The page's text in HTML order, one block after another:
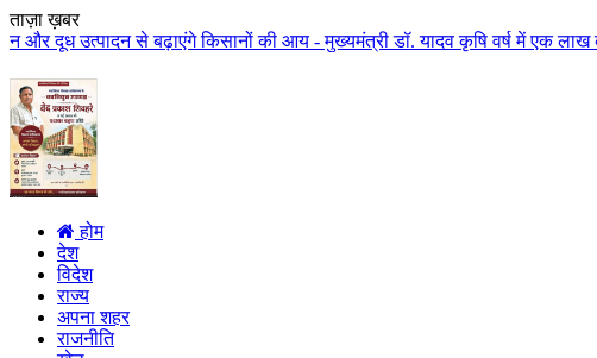
ताज़ा ख़बर
बढ़ाएंगे किसानों की आय - मुख्यमंत्री डॉ. यादव कृषि वर्ष में एक लाख करोड़ से अधिक
होम
देश
विदेश
राज्य
अपना शहर
राजनीति